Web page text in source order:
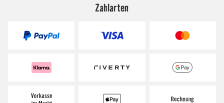
Zahlarten